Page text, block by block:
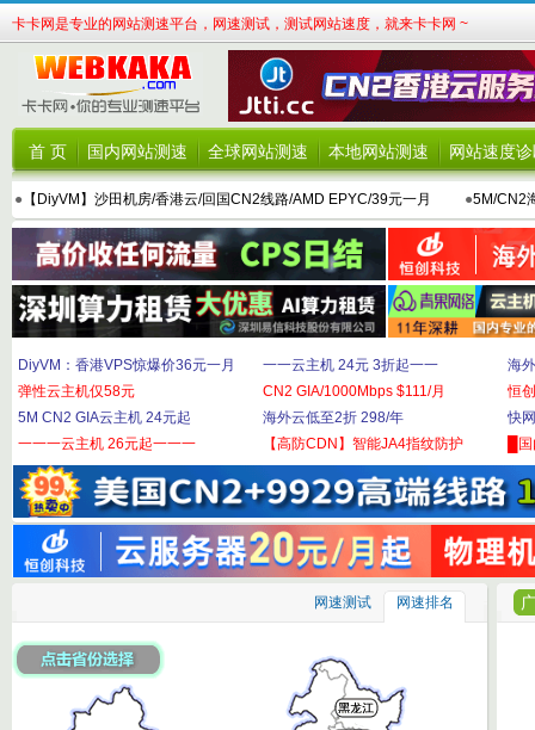
卡卡网是专业的网站测速平台，网速测试，测试网站速度，就来卡卡网 ~
首 页 国内网站测速 全球网站测速 本地网站测速 网站速度
● 【DiyVM】沙田机房/香港云/回国CN2线路/AMD EPYC/39元一月 ●5M/CN2
DiyVM：香港VPS惊爆价36元一月
弹性云主机仅58元
5M CN2 GIA云主机 24元起
一一一云主机 26元起一一一
一一云主机 24元 3折起一一
CN2 GIA/1000Mbps $111/月
海外云低至2折 298/年
【高防CDN】智能JA4指纹防护
海
恒
快
█
网速测试 网速排名